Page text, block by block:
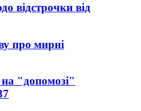
відстрочки від
про мирні
"допомозі"